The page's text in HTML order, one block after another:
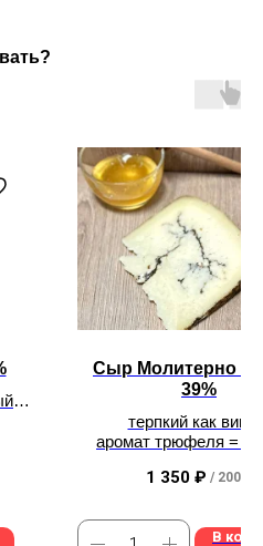
Сыр Молитерно
39%
терпкий как вино
аромат трюфеля =
1 350 ₽ / 200 g
В